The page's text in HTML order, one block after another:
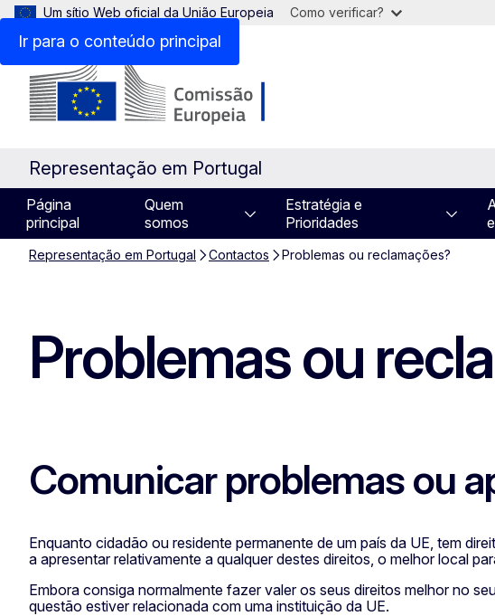
Ir para o conteúdo principal
Um sítio Web oficial da União Europeia Como verificar?
Representação em Portugal
Página
principal
Quem
somos
Estratégia e
Prioridades
Representação em Portugal Contactos Problemas ou reclamações?
Problemas ou
Comunicar problemas ou
Enquanto cidadão ou residente permanente de um país da UE, tem
a apresentar relativamente a qualquer destes direitos, o melhor local
Embora consiga normalmente fazer valer os seus direitos melhor no
questão estiver relacionada com uma instituição da UE.